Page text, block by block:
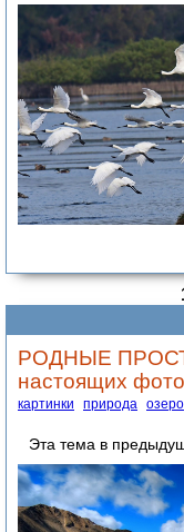
РОДНЫЕ
настоящих
картинки природа озеро
Эта тема в